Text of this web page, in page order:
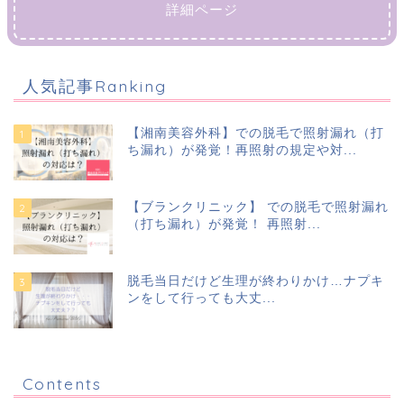
詳細ページ
人気記事Ranking
【湘南美容外科】での脱毛で照射漏れ（打
ち漏れ）が発覚！再照射の規定や対...
【ブランクリニック】 での脱毛で照射漏れ
（打ち漏れ）が発覚！ 再照射...
脱毛当日だけど生理が終わりかけ…ナプキ
ンをして行っても大丈...
Contents